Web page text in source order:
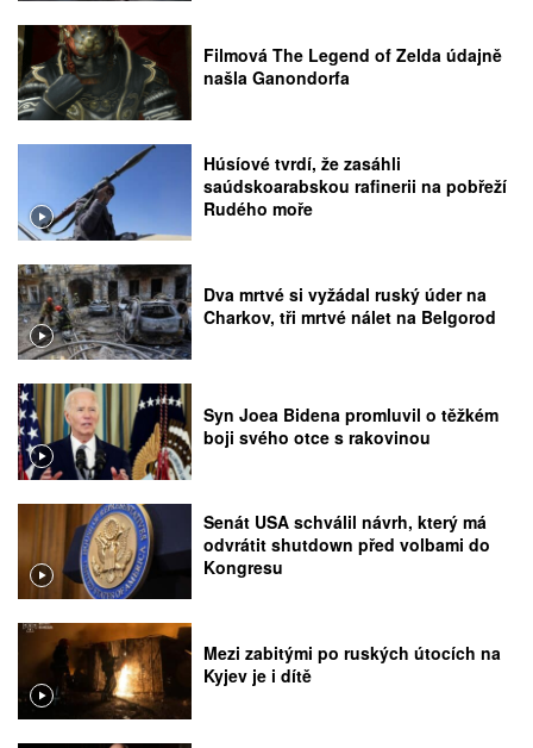
Filmová The Legend of Zelda údajně
našla Ganondorfa
Húsíové tvrdí, že zasáhli
saúdskoarabskou rafinerii na pobřeží
Rudého moře
Dva mrtvé si vyžádal ruský úder na
Charkov, tři mrtvé nálet na Belgorod
Syn Joea Bidena promluvil o těžkém
boji svého otce s rakovinou
Senát USA schválil návrh, který má
odvrátit shutdown před volbami do
Kongresu
Mezi zabitými po ruských útocích na
Kyjev je i dítě